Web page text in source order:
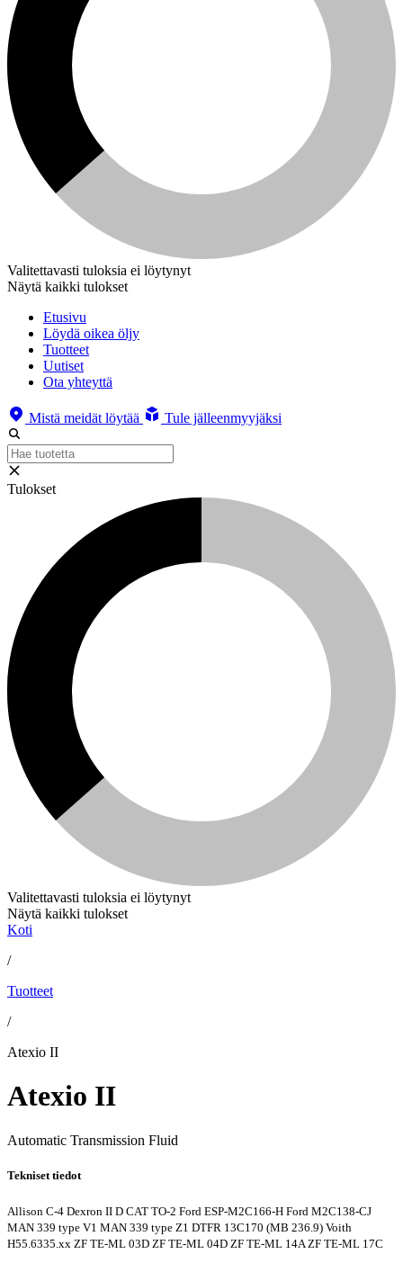
Valitettavasti tuloksia ei löytynyt
Näytä kaikki tulokset
Etusivu
Löydä oikea öljy
Tuotteet
Uutiset
Ota yhteyttä
Mistä meidät löytää Tule jälleenmyyjäksi
Tulokset
Valitettavasti tuloksia ei löytynyt
Näytä kaikki tulokset
Koti
/
Tuotteet
/
Atexio II
Atexio II
Automatic Transmission Fluid
Tekniset tiedot
Allison C-4 Dexron II D CAT TO-2 Ford ESP-M2C166-H Ford M2C138-CJ
MAN 339 type V1 MAN 339 type Z1 DTFR 13C170 (MB 236.9) Voith
H55.6335.xx ZF TE-ML 03D ZF TE-ML 04D ZF TE-ML 14AZF TE-ML 17C